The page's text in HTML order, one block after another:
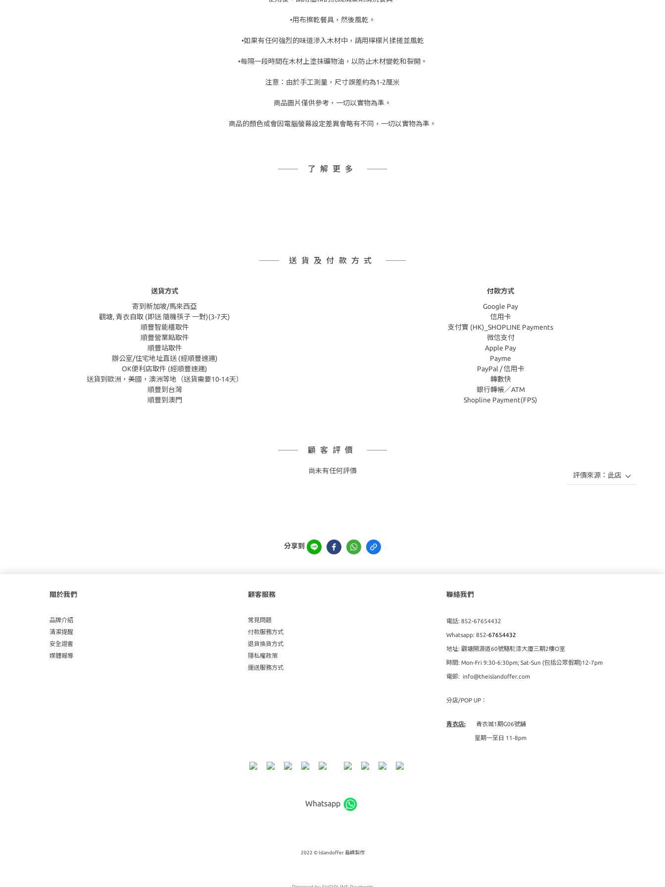
•用布擦乾餐具，然後風乾。
•如果有任何強烈的味道滲入木材中，請用檸檬片揉搓並風乾
•每隔一段時間在木材上塗抹礦物油，以防止木材變乾和裂開。
注意：由於手工測量，尺寸誤差約為1-2厘米
商品圖片僅供參考，一切以實物為準。
商品的顏色或會因電腦螢幕設定差異會略有不同，一切以實物為準。
了解更多
送貨及付款方式
送貨方式
寄到新加坡/馬來西亞
觀塘, 青衣自取 (即送 隨機筷子 一對)(3-7天)
順豐智能櫃取件
順豐營業點取件
順豐站取件
辦公室/住宅地址直送 (經順豐速運)
OK便利店取件 (經順豐速運)
送貨到歐洲，美國，澳洲等地（送貨需要10-14天）
順豐到台灣
順豐到澳門
付款方式
Google Pay
信用卡
支付寶 (HK)_SHOPLINE Payments
微信支付
Apple Pay
Payme
PayPal / 信用卡
轉數快
銀行轉帳／ATM
Shopline Payment(FPS)
顧客評價
尚未有任何評價
分享到
關於我們
品牌介紹
清潔提醒
安全證書
媒體報導
顧客服務
常見問題
付款服務方式
退貨換貨方式
隱私權政策
運送服務方式
聯絡我們
電話: 852-67654432
Whatsapp: 852-67654432
地址: 觀塘開源道60號駱駝漆大廈三期2樓O室
時間: Mon-Fri 9:30-6:30pm; Sat-Sun (包括公眾假期)12-7pm
電郵: info@theislandoffer.com
分店/POP UP：
青衣店: 青衣城1期G06號舖
星期一至日 11-8pm
Whatsapp
2022 © Islandoffer 島嶼製作